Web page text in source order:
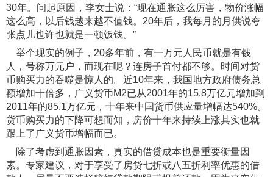
30年。问起原因，李女士说：“现在通胀这么厉害，物价涨幅
这么高，以后钱越来越不值钱。20年后，我每月的月供说夸
张点儿也许也就是一顿饭钱。”
举个现实的例子，20多年前，有一万元人民币就是有钱
人，号称万元户，而现在呢？连房子首付都不够。时间对货
币购买力的吞噬是惊人的。近10年来，我国地方政府债务总
额增加十倍多，广义货币M2已从2001年的15.8万亿元增加到
2011年的85.1万亿元，十年来中国货币供应量增幅达540%。
货币购买力的下降可想而知，房价十年来持续上涨其实也就
跟上了广义货币增幅而已。
除了考虑到通胀因素，真实的借贷成本也是重要衡量因
素。专家建议，对于享受了房贷七折或八五折利率优惠的借